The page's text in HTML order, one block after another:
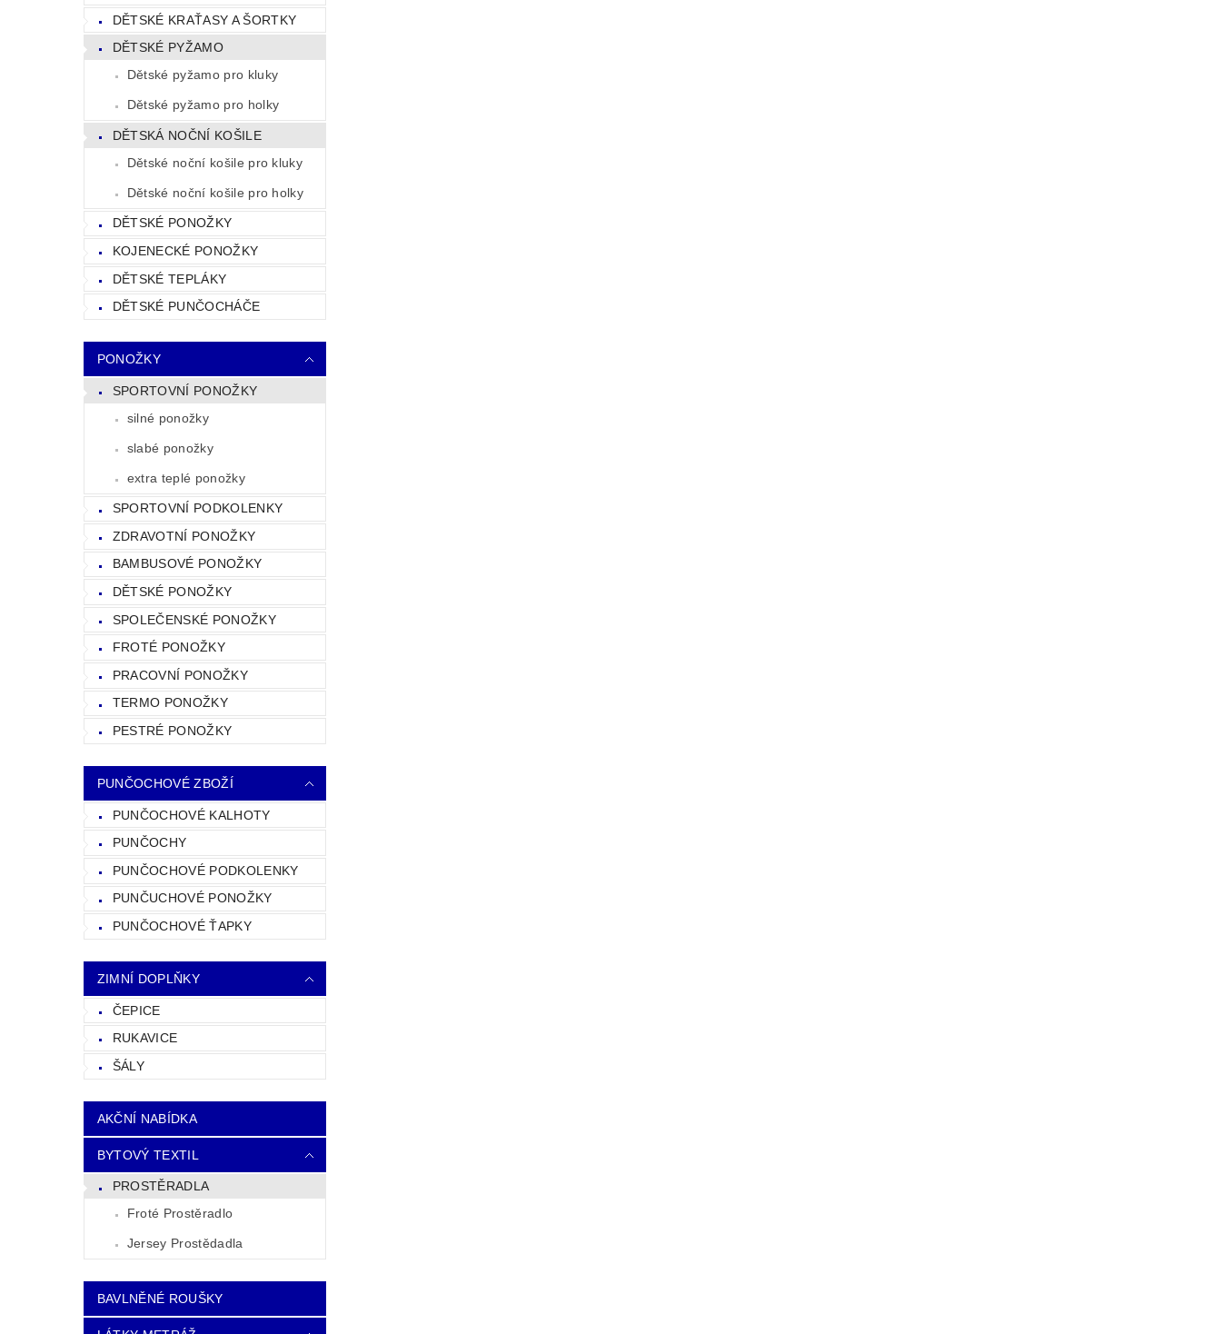
DĚTSKÉ KRAŤASY A ŠORTKY
DĚTSKÉ PYŽAMO
Dětské pyžamo pro kluky
Dětské pyžamo pro holky
DĚTSKÁ NOČNÍ KOŠILE
Dětské noční košile pro kluky
Dětské noční košile pro holky
DĚTSKÉ PONOŽKY
KOJENECKÉ PONOŽKY
DĚTSKÉ TEPLÁKY
DĚTSKÉ PUNČOCHÁČE
PONOŽKY
SPORTOVNÍ PONOŽKY
silné ponožky
slabé ponožky
extra teplé ponožky
SPORTOVNÍ PODKOLENKY
ZDRAVOTNÍ PONOŽKY
BAMBUSOVÉ PONOŽKY
DĚTSKÉ PONOŽKY
SPOLEČENSKÉ PONOŽKY
FROTÉ PONOŽKY
PRACOVNÍ PONOŽKY
TERMO PONOŽKY
PESTRÉ PONOŽKY
PUNČOCHOVÉ ZBOŽÍ
PUNČOCHOVÉ KALHOTY
PUNČOCHY
PUNČOCHOVÉ PODKOLENKY
PUNČUCHOVÉ PONOŽKY
PUNČOCHOVÉ ŤAPKY
ZIMNÍ DOPLŇKY
ČEPICE
RUKAVICE
ŠÁLY
AKČNÍ NABÍDKA
BYTOVÝ TEXTIL
PROSTĚRADLA
Froté Prostěradlo
Jersey Prostědadla
BAVLNĚNÉ ROUŠKY